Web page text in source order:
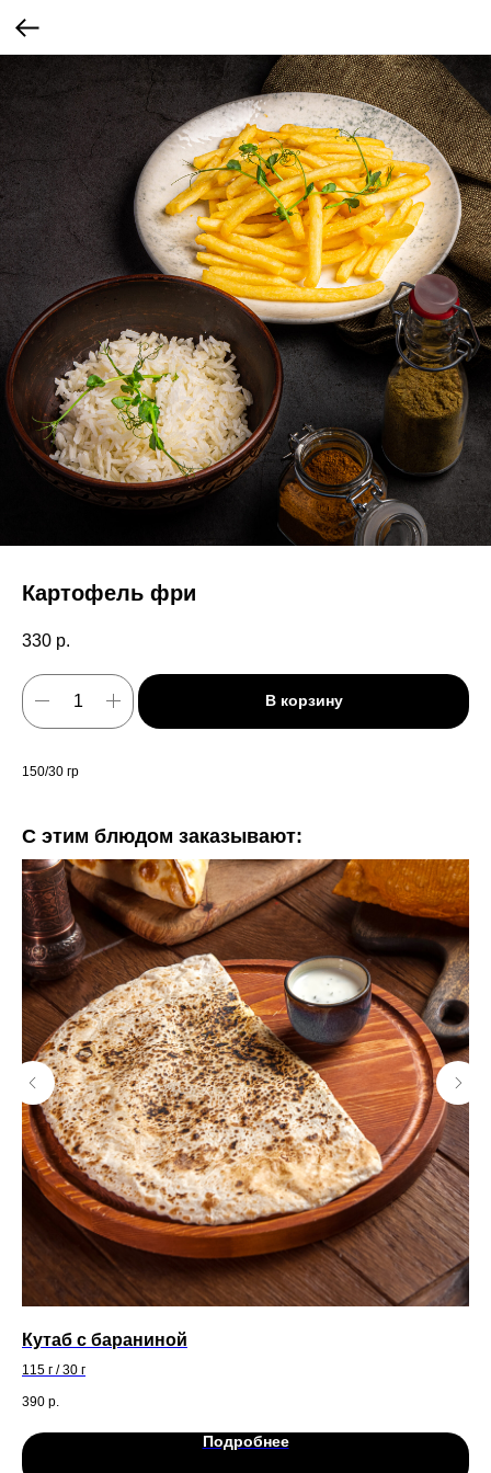
Картофель фри
330 р.
В корзину
150/30 гр
С этим блюдом заказывают:
Кутаб с бараниной
115 г / 30 г
390 р.
Подробнее